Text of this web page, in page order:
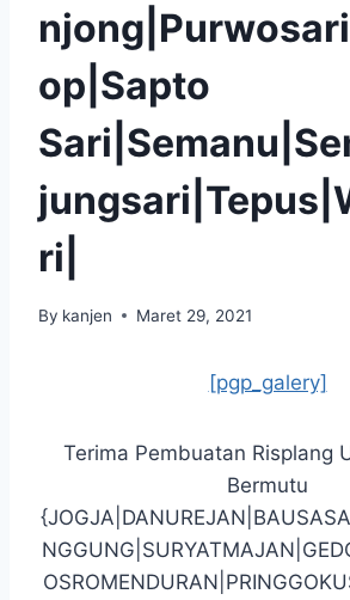
op|Sapto
ri|
By kanjen Maret 29, 2021
[pgp_galery]
Terima Pembuatan Risplang
Bermutu